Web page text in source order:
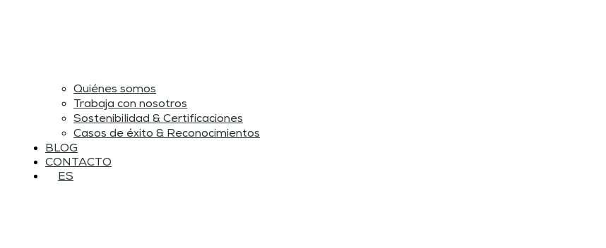
Quiénes somos
Trabaja con nosotros
Sostenibilidad & Certificaciones
Casos de éxito & Reconocimientos
BLOG
CONTACTO
ES